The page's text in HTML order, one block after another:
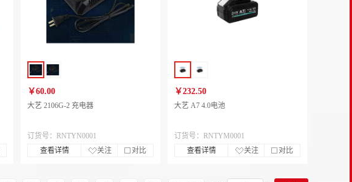
￥60.00
大艺 2106G-2 充电器
订货号：RNTYN0001
查看详情
关注 对比
￥232.50
大艺 A7 4.0电池
订货号：RNTYM0001
查看详情
关注 对比